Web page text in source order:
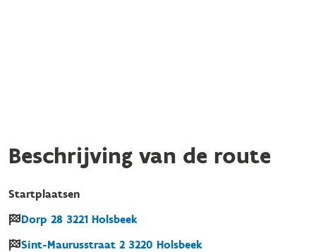
Beschrijving van de route
Startplaatsen
Dorp 28 3221 Holsbeek
Sint-Maurusstraat 2 3220 Holsbeek